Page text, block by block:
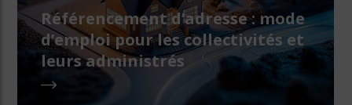
Référencement d’adresse : mode
d’emploi pour les collectivités et
leurs administrés